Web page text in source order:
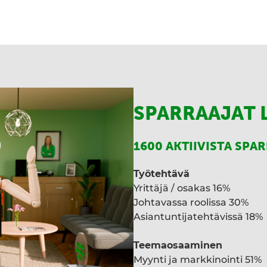
SPARRAAJAT
1600 AKTIIVISTA
Työtehtävä
Yrittäjä / osakas 16%
Johtavassa roolissa 30%
Asiantuntijatehtävissä 18%
Teemaosaaminen
Myynti ja markkinointi 51%